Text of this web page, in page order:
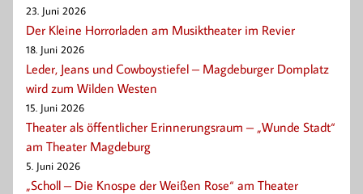
23. Juni 2026
Der Kleine Horrorladen am Musiktheater im Revier
18. Juni 2026
Leder, Jeans und Cowboystiefel – Magdeburger Domplatz
wird zum Wilden Westen
15. Juni 2026
Theater als öffentlicher Erinnerungsraum – „Wunde Stadt“
am Theater Magdeburg
5. Juni 2026
„Scholl – Die Knospe der Weißen Rose“ am Theater